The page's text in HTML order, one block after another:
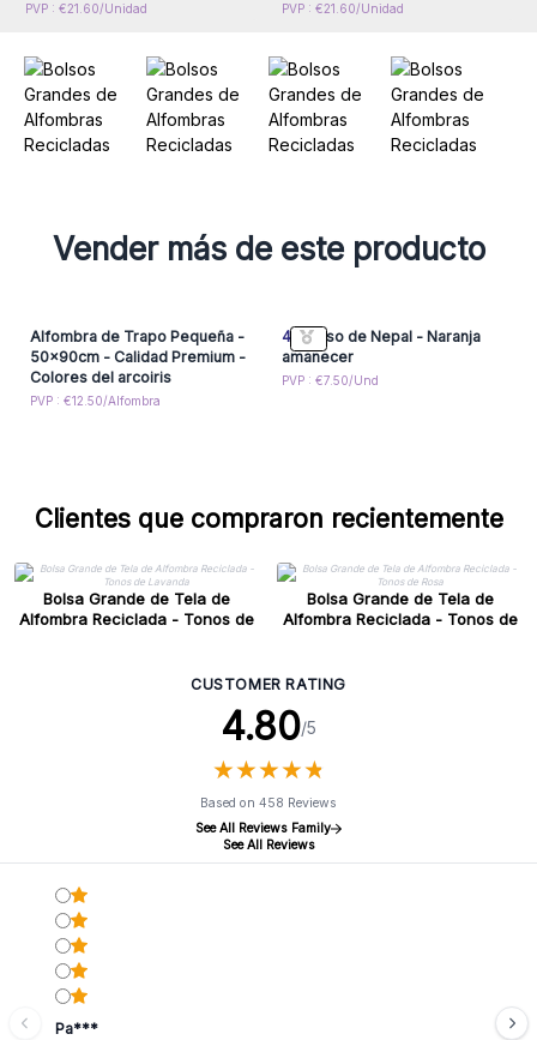
PVP : €21.60/Unidad PVP : €21.60/Unidad
Vender más de este producto
Alfombra de Trapo Pequeña -
50x90cm - Calidad Premium -
Colores del arcoiris
PVP : €12.50/Alfombra
4x Bolso de Nepal - Naranja
amanecer
PVP : €7.50/Und
Clientes que compraron recientemente
Bolsa Grande de Tela de
Alfombra Reciclada - Tonos de
Bolsa Grande de Tela de
Alfombra Reciclada - Tonos de
CUSTOMER RATING
4.80/5
★★★★★
★★★★★
Based on 458 Reviews
See All Reviews Family
See All Reviews
Pa***